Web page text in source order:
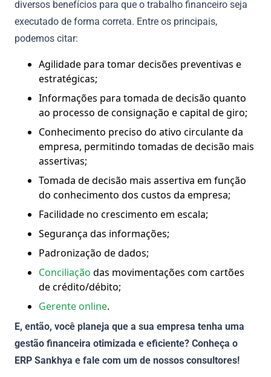
diversos benefícios para que o trabalho financeiro seja
executado de forma correta. Entre os principais,
podemos citar:
Agilidade para tomar decisões preventivas e
estratégicas;
Informações para tomada de decisão quanto
ao processo de consignação e capital de giro;
Conhecimento preciso do ativo circulante da
empresa, permitindo tomadas de decisão mais
assertivas;
Tomada de decisão mais assertiva em função
do conhecimento dos custos da empresa;
Facilidade no crescimento em escala;
Segurança das informações;
Padronização de dados;
Conciliação das movimentações com cartões
de crédito/débito;
Gerente online.
E, então, você planeja que a sua empresa tenha uma
gestão financeira otimizada e eficiente? Conheça o
ERP Sankhya e fale com um de nossos consultores!